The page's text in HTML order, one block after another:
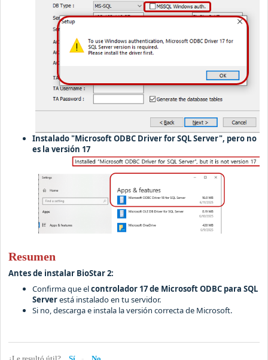
Instalado "Microsoft ODBC Driver for SQL Server", pero no
es la versión 17
Resumen
Antes de instalar BioStar 2:
Confirma que elcontrolador 17 de Microsoft ODBC para SQL
Serverestá instalado en tu servidor.
Si no, descarga e instala la versión correcta de Microsoft.